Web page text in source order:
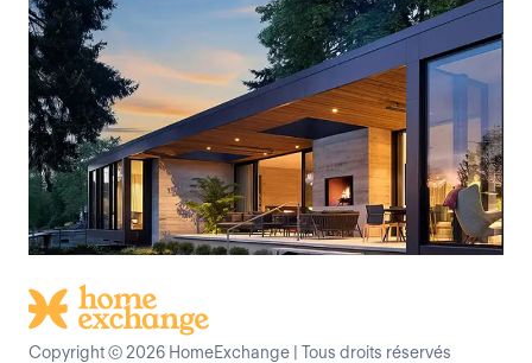
Copyright © 2026 HomeExchange Tous droits réservés